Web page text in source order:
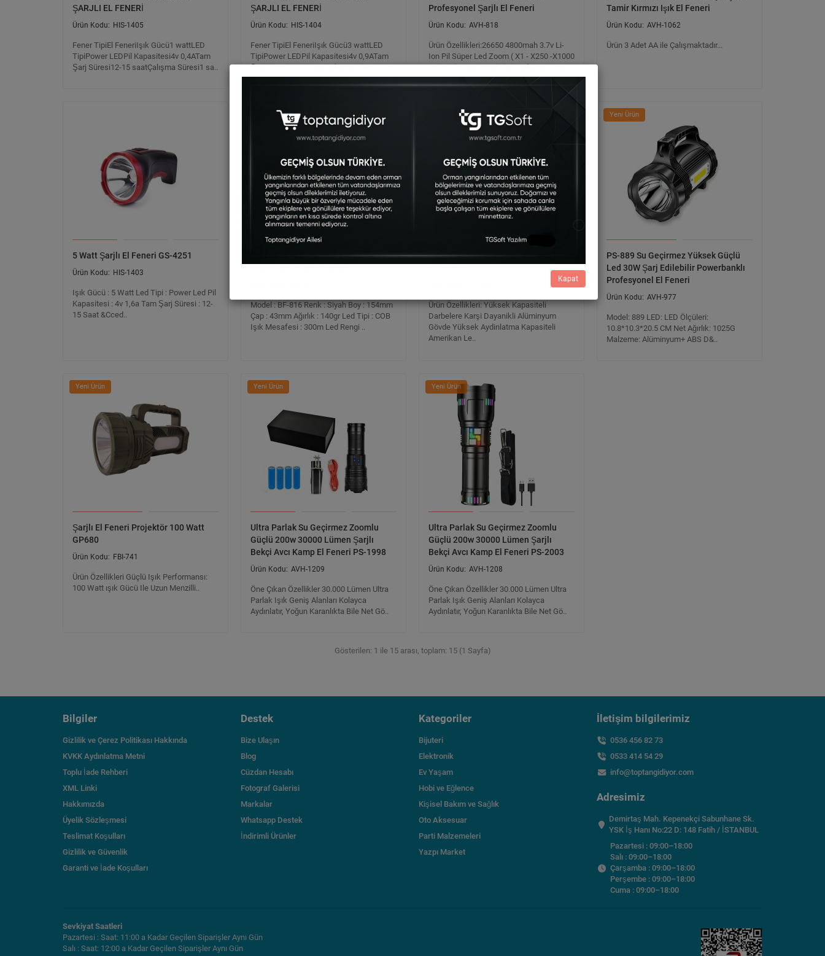
ŞARJLI EL FENERİ
HIS-1405
Fener TipiEl FeneriIşık Gücü1 wattLED
TipiPower LEDPil Kapasitesi4v 0,4ATam
Şarj Süresi12-15 saatÇalışma Süresi1 sa..
ŞARJLI EL FENERİ
HIS-1404
Fener TipiEl FeneriIşık Gücü3 wattLED
TipiPower LEDPil Kapasitesi4v 0,9ATam
Şarj Süresi12-15 saatÇalışma Süresi1 sa..
Profesyonel Şarjlı El Feneri
AVH-818
Ürün Özellikleri:26650 4800mah 3.7v Li-
Ion Pil Süper Led Zoom ( X1 - X250 -X1000
- X2000)6 Saat Kesintisiz Çalışma 8 Saa..
Tamir Kırmızı Işık El Feneri
AVH-1062
Ürün 3 Adet AA ile Çalışmaktadır...
5 Watt Şarjlı El Feneri GS-4251
HIS-1403
Işık Gücü : 5 Watt Led Tipi : Power Led Pil
Kapasitesi : 4v 1,6a Tam Şarj Süresi : 12-
15 Saat &Cced..
Yeni Ürün
F.B.I BF-816 CREE LED + Zoom +
Model : BF-816 Renk : Siyah Boy : 154mm
Çap : 43mm Ağırlık : 140gr Led Tipi : COB
Işık Mesafesi : 300m Led Rengi ..
Yeni Ürün
F.B.I PRO F-28A ŞARJLI MIKNATISLI
Ürün Özellikleri: Yüksek Kapasiteli
Darbelere Karşi Dayanikli Alüminyum
Gövde Yüksek Aydinlatma Kapasiteli
Amerikan Le..
Yeni Ürün
PS-889 Su Geçirmez Yüksek Güçlü
Led 30W Şarj Edilebilir Powerbanklı
Profesyonel El Feneri
AVH-977
Model: 889 LED: LED Ölçüleri:
10.8*10.3*20.5 CM Net Ağırlık: 1025G
Malzeme: Alüminyum+ ABS D&..
Yeni Ürün
Şarjlı El Feneri Projektör 100 Watt
GP680
FBI-741
Ürün Özellikleri Güçlü Işık Performansı:
100 Watt ışık Gücü Ile Uzun Menzilli..
Yeni Ürün
Ultra Parlak Su Geçirmez Zoomlu
Güçlü 200w 30000 Lümen Şarjlı
Bekçi Avcı Kamp El Feneri PS-1998
AVH-1209
Öne Çıkan Özellikler 30.000 Lümen Ultra
Parlak Işık Geniş Alanları Kolayca
Aydınlatır, Yoğun Karanlıkta Bile Net Gö..
Yeni Ürün
Ultra Parlak Su Geçirmez Zoomlu
Güçlü 200w 30000 Lümen Şarjlı
Bekçi Avcı Kamp El Feneri PS-2003
AVH-1208
Öne Çıkan Özellikler 30.000 Lümen Ultra
Parlak Işık Geniş Alanları Kolayca
Aydınlatır, Yoğun Karanlıkta Bile Net Gö..
Gösterilen: 1 ile 15 arası, toplam: 15 (1 Sayfa)
Kapat
Bilgiler
Gizlilik ve Çerez Politikası Hakkında
KVKK Aydınlatma Metni
Toplu İade Rehberi
XML Linki
Hakkımızda
Üyelik Sözleşmesi
Teslimat Koşulları
Gizlilik ve Güvenlik
Garanti ve İade Koşulları
Destek
Bize Ulaşın
Blog
Cüzdan Hesabı
Fotograf Galerisi
Markalar
Whatsapp Destek
İndirimli Ürünler
Kategoriler
Bijuteri
Elektronik
Ev Yaşam
Hobi ve Eğlence
Kişisel Bakım ve Sağlık
Oto Aksesuar
Parti Malzemeleri
Yazpı Market
İletişim bilgilerimiz
0536 456 82 73
0533 414 54 29
info@toptangidiyor.com
Adresimiz
Demirtaş Mah. Kepenekçi Sabunhane Sk.
YSK İş Hanı No:22 D: 148 Fatih / İSTANBUL
Pazartesi : 09:00–18:00
Salı : 09:00–18:00
Çarşamba : 09:00–18:00
Perşembe : 09:00–18:00
Cuma : 09:00–18:00
Sevkiyat Saatleri
Pazartesi : Saat: 11:00 a Kadar Geçilen Siparişler Aynı Gün
Salı : Saat: 12:00 a Kadar Geçilen Siparişler Aynı Gün